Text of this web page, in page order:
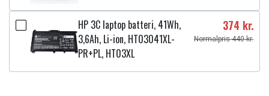
HP 3C laptop batteri, 41Wh,
3,6Ah, Li-ion, HT03041XL-
PR+PL, HT03XL
374 kr.
Normalpris 440 kr.